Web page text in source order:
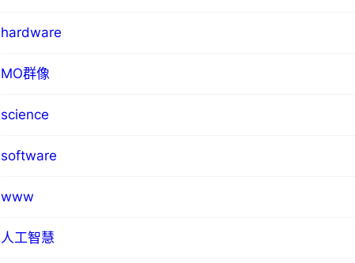
hardware
MO群像
science
software
www
人工智慧